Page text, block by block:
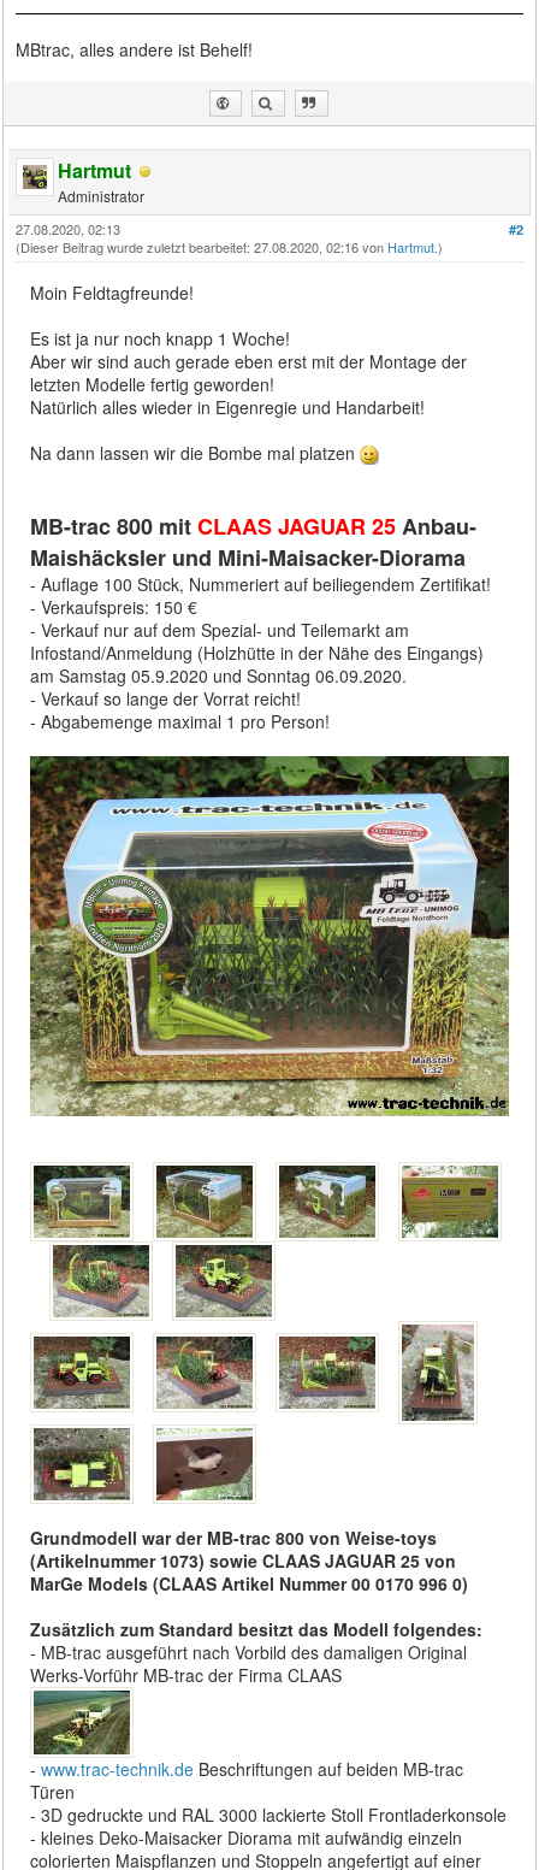
MBtrac, alles andere ist Behelf!
Hartmut
Administrator
#2
27.08.2020, 02:13
(Dieser Beitrag wurde zuletzt bearbeitet: 27.08.2020, 02:16 von Hartmut.)
Moin Feldtagfreunde!
Es ist ja nur noch knapp 1 Woche!
Aber wir sind auch gerade eben erst mit der Montage der
letzten Modelle fertig geworden!
Natürlich alles wieder in Eigenregie und Handarbeit!
Na dann lassen wir die Bombe mal platzen
MB-trac 800 mitCLAAS JAGUAR 25Anbau-
Maishäcksler und Mini-Maisacker-Diorama
- Auflage 100 Stück, Nummeriert auf beiliegendem Zertifikat!
- Verkaufspreis: 150 €
- Verkauf nur auf dem Spezial- und Teilemarkt am
Infostand/Anmeldung (Holzhütte in der Nähe des Eingangs)
am Samstag 05.9.2020 und Sonntag 06.09.2020.
- Verkauf so lange der Vorrat reicht!
- Abgabemenge maximal 1 pro Person!
Grundmodell war der MB-trac 800 von Weise-toys
(Artikelnummer 1073) sowie CLAAS JAGUAR 25 von
MarGe Models (CLAAS Artikel Nummer 00 0170 996 0)
Zusätzlich zum Standard besitzt das Modell folgendes:
- MB-trac ausgeführt nach Vorbild des damaligen Original
Werks-Vorführ MB-trac der Firma CLAAS
-www.trac-technik.de Beschriftungen auf beiden MB-trac
Türen
- 3D gedruckte und RAL 3000 lackierte Stoll Frontladerkonsole
- kleines Deko-Maisacker Diorama mit aufwändig einzeln
colorierten Maispflanzen und Stoppeln angefertigt auf einer